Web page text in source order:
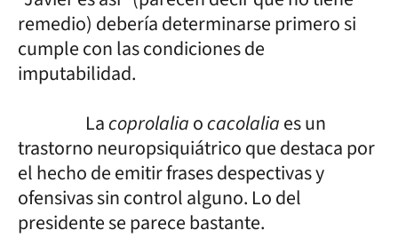
remedio) debería determinarse primero si
cumple con las condiciones de
imputabilidad.
Lacoprolaliaocacolaliaes un
trastorno neuropsiquiátrico que destaca por
el hecho de emitir frases despectivas y
ofensivas sin control alguno. Lo del
presidente se parece bastante.